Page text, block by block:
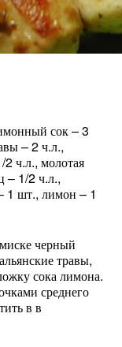
сок – 3
– 2 ч.л.,
ч.л., молотая
– 1/2 ч.л.,
1 шт., лимон – 1
черный
травы,
сока лимона.
среднего
в в